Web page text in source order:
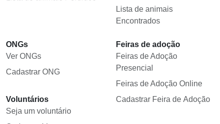
Lista de animais
Encontrados
ONGs
Ver ONGs
Cadastrar ONG
Voluntários
Seja um voluntário
Feiras de adoção
Feiras de Adoção
Presencial
Feiras de Adoção Online
Cadastrar Feira de Adoção